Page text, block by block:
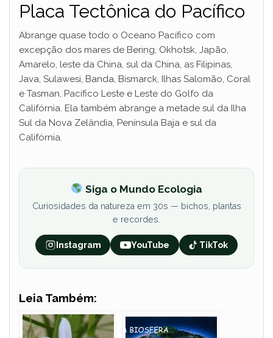
Placa Tectônica do Pacífico
Abrange quase todo o Oceano Pacífico com
excepção dos mares de Bering, Okhotsk, Japão,
Amarelo, leste da China, sul da China, as Filipinas,
Java, Sulawesi, Banda, Bismarck, Ilhas Salomão, Coral
e Tasman, Pacífico Leste e Leste do Golfo da
Califórnia. Ela também abrange a metade sul da Ilha
Sul da Nova Zelândia, Península Baja e sul da
Califórnia.
Siga o Mundo Ecologia
Curiosidades da natureza em 30s — bichos, plantas
e recordes.
Instagram YouTube TikTok
Leia Também: